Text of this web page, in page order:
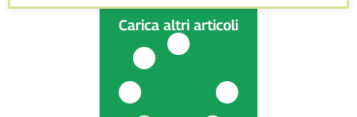
Carica altri articoli